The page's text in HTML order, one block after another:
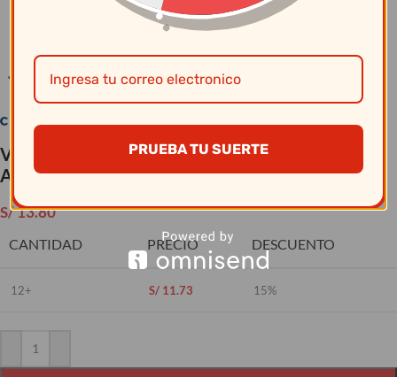
Vajillas Corona – Plato tendido Cuadr.17 Cm
Actualite Blco
S/13.80
CANTIDAD PRECIO DESCUENTO
12+ S/ 11.73 15%
PRUEBA TU SUERTE